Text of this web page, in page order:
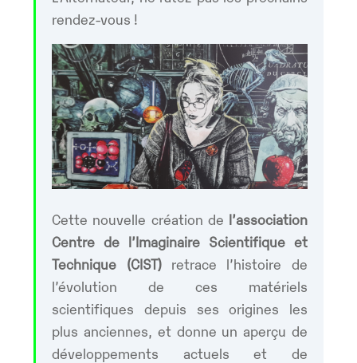
rendez-vous !
Cette nouvelle création de l’association
Centre de l’Imaginaire Scientifique et
Technique (CIST)retrace l’histoire de
l’évolution de ces matériels
scientifiques depuis ses origines les
plus anciennes, et donne un aperçu de
développements actuels et de